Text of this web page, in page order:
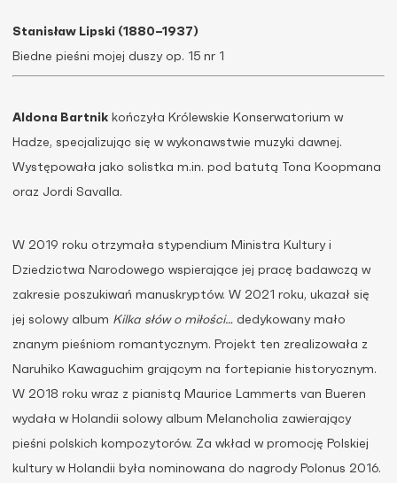
Stanisław Lipski (1880–1937)
Biedne pieśni mojej duszy op. 15 nr 1
Aldona Bartnik kończyła Królewskie Konserwatorium w
Hadze, specjalizując się w wykonawstwie muzyki dawnej.
Występowała jako solistka m.in. pod batutą Tona Koopmana
oraz Jordi Savalla.
W 2019 roku otrzymała stypendium Ministra Kultury i
Dziedzictwa Narodowego wspierające jej pracę badawczą w
zakresie poszukiwań manuskryptów. W 2021 roku, ukazał się
jej solowy album Kilka słów o miłości… dedykowany mało
znanym pieśniom romantycznym. Projekt ten zrealizowała z
Naruhiko Kawaguchim grającym na fortepianie historycznym.
W 2018 roku wraz z pianistą Maurice Lammerts van Bueren
wydała w Holandii solowy album Melancholia zawierający
pieśni polskich kompozytorów. Za wkład w promocję Polskiej
kultury w Holandii była nominowana do nagrody Polonus 2016.